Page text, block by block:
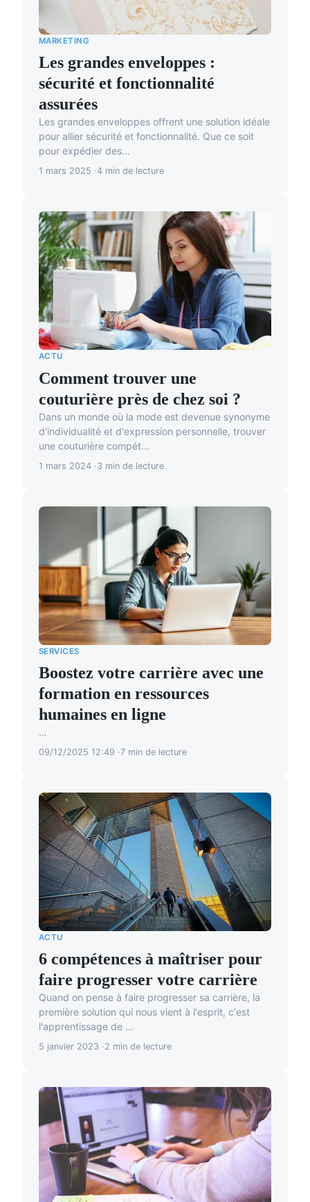
MARKETING
Les grandes enveloppes :
sécurité et fonctionnalité
assurées
Les grandes enveloppes offrent une solution idéale
pour allier sécurité et fonctionnalité. Que ce soit
pour expédier des...
1 mars 2025 4 min de lecture
ACTU
Comment trouver une
couturière près de chez soi ?
Dans un monde où la mode est devenue synonyme
d'individualité et d'expression personnelle, trouver
une couturière compét...
1 mars 2024 3 min de lecture
SERVICES
Boostez votre carrière avec une
formation en ressources
humaines en ligne
...
09/12/2025 12:49 7 min de lecture
ACTU
6 compétences à maîtriser pour
faire progresser votre carrière
Quand on pense à faire progresser sa carrière, la
première solution qui nous vient à l'esprit, c'est
l'apprentissage de ...
5 janvier 2023 2 min de lecture